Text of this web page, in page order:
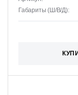
Габариты (Ш/В/Д):